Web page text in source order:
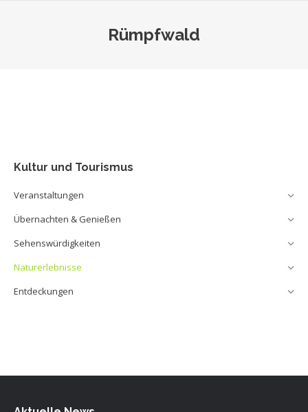
Rümpfwald
Kultur und Tourismus
Veranstaltungen
Übernachten & Genießen
Sehenswürdigkeiten
Naturerlebnisse
Entdeckungen